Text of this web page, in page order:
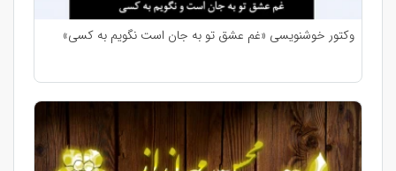
وکتور خوشنویسی «غم عشق تو به جان است نگویم به کسی»